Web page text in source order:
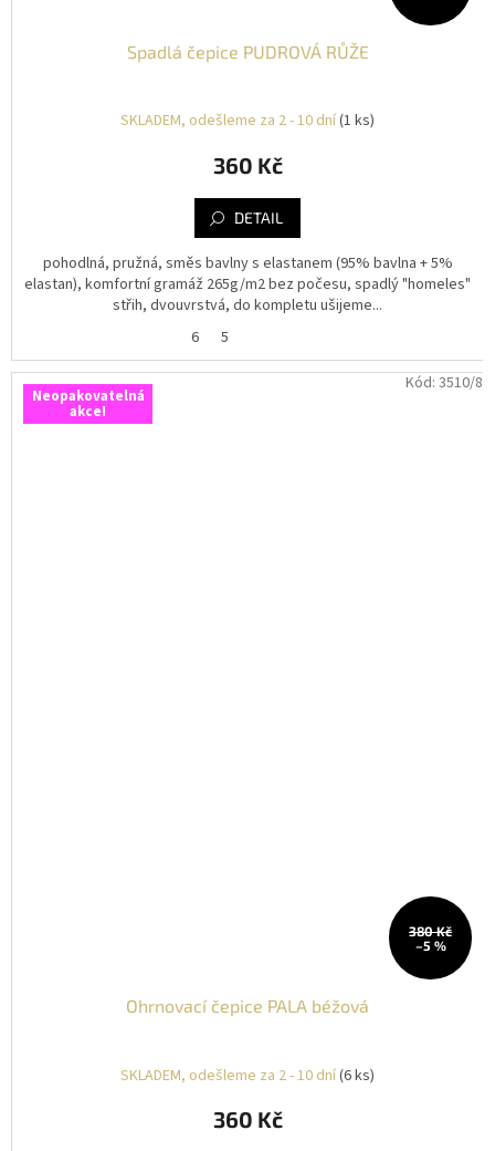
Spadlá čepice PUDROVÁ RŮŽE
SKLADEM, odešleme za 2 - 10 dní(1 ks)
360 Kč
DETAIL
pohodlná, pružná, směs bavlny s elastanem (95% bavlna + 5%
elastan), komfortní gramáž 265g/m2 bez počesu, spadlý "homeles"
střih, dvouvrstvá, do kompletu ušijeme...
6
5
Neopakovatelná
akce!
380 Kč
–5 %
Ohrnovací čepice PALA béžová
SKLADEM, odešleme za 2 - 10 dní(6 ks)
360 Kč
Kód: 3510/8